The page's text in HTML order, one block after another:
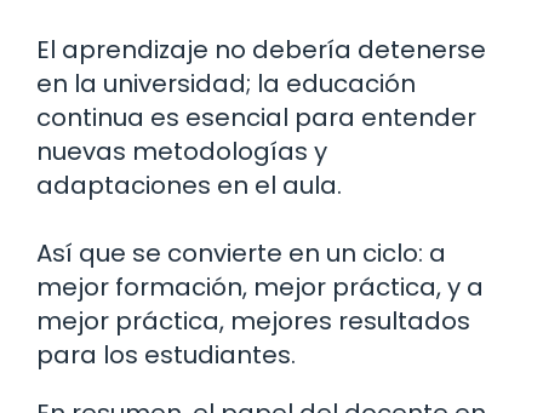
El aprendizaje no debería detenerse
en la universidad; la educación
continua es esencial para entender
nuevas metodologías y
adaptaciones en el aula.
Así que se convierte en un ciclo: a
mejor formación, mejor práctica, y a
mejor práctica, mejores resultados
para los estudiantes.